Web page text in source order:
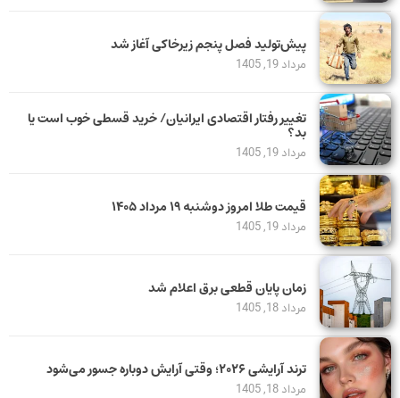
پیش‌تولید فصل پنجم زیرخاکی آغاز شد
مرداد 19, 1405
تغییر رفتار اقتصادی ایرانیان/ خرید قسطی خوب است یا
بد؟
مرداد 19, 1405
قیمت طلا امروز دوشنبه ۱۹ مرداد ۱۴۰۵
مرداد 19, 1405
زمان پایان قطعی برق اعلام شد
مرداد 18, 1405
ترند آرایشی ۲۰۲۶؛ وقتی آرایش دوباره جسور می‌شود
مرداد 18, 1405